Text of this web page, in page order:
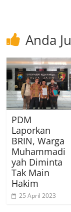
Anda
PDM
Laporkan
BRIN, Warga
Muhammadi
yah Diminta
Tak Main
Hakim
25 April 2023